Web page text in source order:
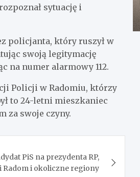
sytuację i
policjanta, który ruszył w
swoją legitymację
na numer alarmowy 112.
Policji w Radomiu, którzy
to 24-letni mieszkaniec
za swoje czyny.
PiS na prezydenta RP,
Radom i okoliczne regiony